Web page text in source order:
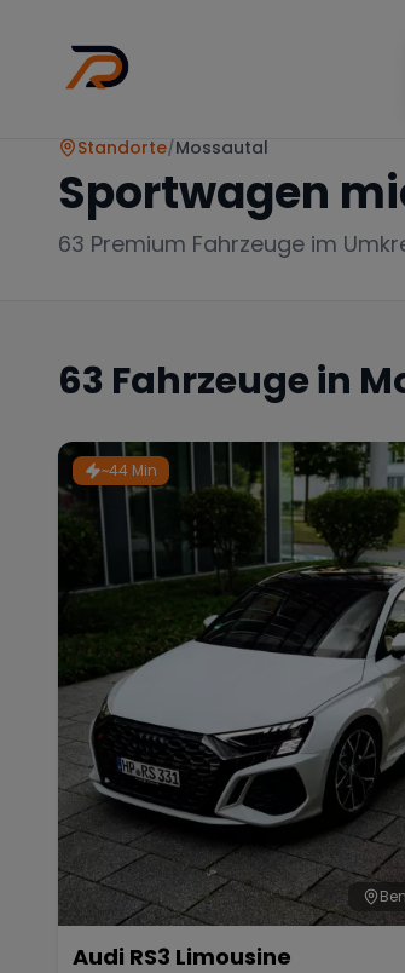
Standorte/Mossautal
Sportwagen
63 Premium Fahrzeuge im
63 Fahrzeuge in
~44 Min
Audi RS3 Limousine